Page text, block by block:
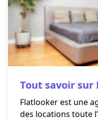
Tout savoir sur
Flatlooker est une
des locations toute